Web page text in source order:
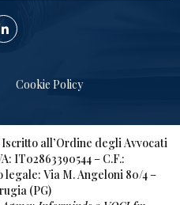
Cookie Policy
all’Ordine degli Avvocati
IT02863390544 – C.F.:
legale: Via M. Angeloni 80/4 –
(PG)